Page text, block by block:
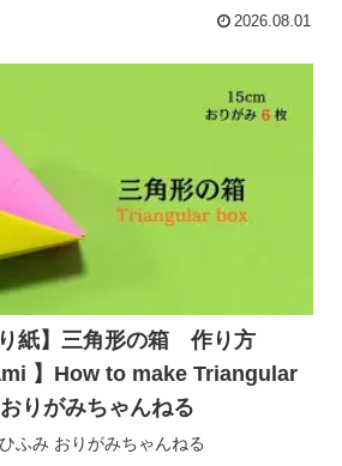
2026.08.01
り紙】三角形の箱 作り方
】How to make Triangular
りがみちゃんねる
ふみ おりがみちゃんねる